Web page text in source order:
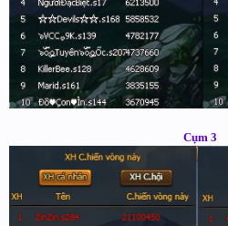
Cụm 3